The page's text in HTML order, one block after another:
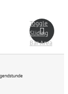
Toggle
Sliding
Bar Area